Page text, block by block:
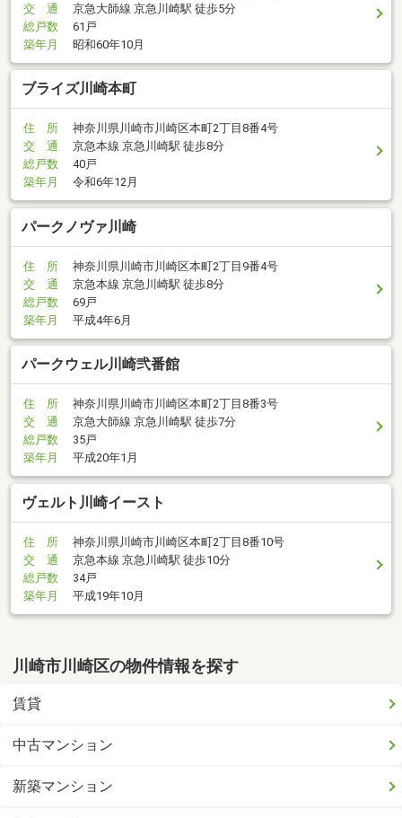
交 通
京急大師線 京急川崎駅 徒歩5分
総戸数
61戸
築年月
昭和60年10月
ブライズ川崎本町
住 所
神奈川県川崎市川崎区本町2丁目8番4号
交 通
京急本線 京急川崎駅 徒歩8分
総戸数
40戸
築年月
令和6年12月
パークノヴァ川崎
住 所
神奈川県川崎市川崎区本町2丁目9番4号
交 通
京急本線 京急川崎駅 徒歩8分
総戸数
69戸
築年月
平成4年6月
パークウェル川崎弐番館
住 所
神奈川県川崎市川崎区本町2丁目8番3号
交 通
京急大師線 京急川崎駅 徒歩7分
総戸数
35戸
築年月
平成20年1月
ヴェルト川崎イースト
住 所
神奈川県川崎市川崎区本町2丁目8番10号
交 通
京急本線 京急川崎駅 徒歩10分
総戸数
34戸
築年月
平成19年10月
川崎市川崎区の物件情報を探す
賃貸
中古マンション
新築マンション